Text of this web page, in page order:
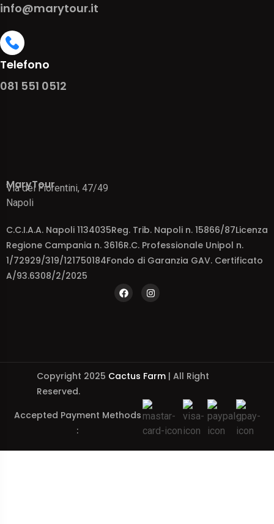
info@marytour.it
Telefono
081 551 0512
MaryTour
Via dei Fiorentini, 47/49
Napoli
C.C.I.A.A. Napoli 1134035Reg. Trib. Napoli n. 15866/87Licenza
Regione Campania n. 3616R.C. Professionale Unipol n.
1/72929/319/121750184Fondo di Garanzia GAV. Certificato
A/93.6308/2/2025
Copyright 2025 Cactus Farm| All Right
Reserved.
Accepted Payment Methods
: